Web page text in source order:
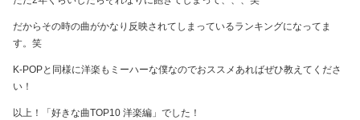
だからその時の曲がかなり反映されてしまっているランキングになってま
す。笑
K-POPと同様に洋楽もミーハーな僕なのでおススメあればぜひ教えてくださ
い！
以上！「好きな曲TOP10 洋楽編」でした！